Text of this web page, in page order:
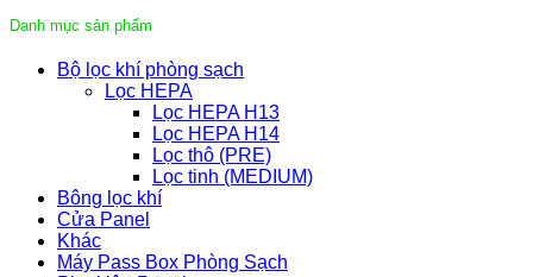
Danh mục sản phẩm
Bộ lọc khí phòng sạch
Lọc HEPA
Lọc HEPA H13
Lọc HEPA H14
Lọc thô (PRE)
Lọc tinh (MEDIUM)
Bông lọc khí
Cửa Panel
Khác
Máy Pass Box Phòng Sạch